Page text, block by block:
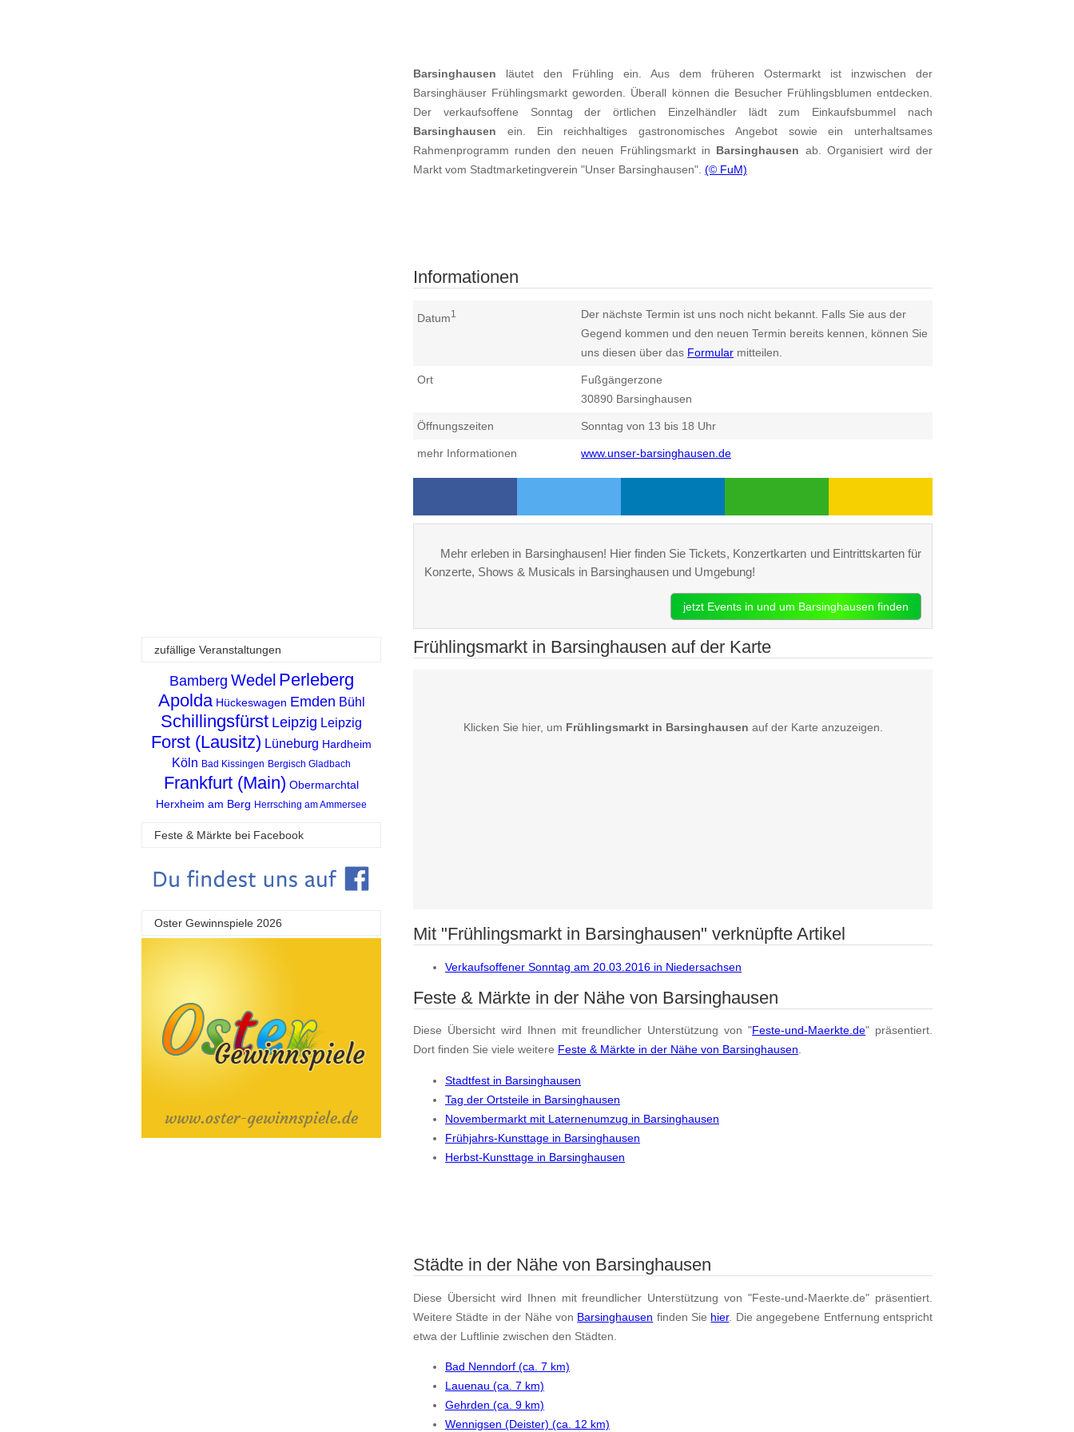
Barsinghausen läutet den Frühling ein. Aus dem früheren Ostermarkt ist inzwischen der
Barsinghäuser Frühlingsmarkt geworden. Überall können die Besucher Frühlingsblumen entdecken.
Der verkaufsoffene Sonntag der örtlichen Einzelhändler lädt zum Einkaufsbummel nach
Barsinghausen ein. Ein reichhaltiges gastronomisches Angebot sowie ein unterhaltsames
Rahmenprogramm runden den neuen Frühlingsmarkt in Barsinghausen ab. Organisiert wird der
Markt vom Stadtmarketingverein "Unser Barsinghausen". (© FuM)
Informationen
Datum1
Der nächste Termin ist uns noch nicht bekannt. Falls Sie aus der
Gegend kommen und den neuen Termin bereits kennen, können Sie
uns diesen über das Formular mitteilen.
Ort
Fußgängerzone
30890 Barsinghausen
Öffnungszeiten Sonntag von 13 bis 18 Uhr
mehr Informationen www.unser-barsinghausen.de
Mehr erleben in Barsinghausen! Hier finden Sie Tickets, Konzertkarten und Eintrittskarten für
Konzerte, Shows & Musicals in Barsinghausen und Umgebung!
jetzt Events in und um Barsinghausen finden
Frühlingsmarkt in Barsinghausen auf der Karte
Klicken Sie hier, um Frühlingsmarkt in Barsinghausen auf der Karte anzuzeigen.
Mit "Frühlingsmarkt in Barsinghausen" verknüpfte Artikel
Verkaufsoffener Sonntag am 20.03.2016 in Niedersachsen
Feste & Märkte in der Nähe von Barsinghausen
Diese Übersicht wird Ihnen mit freundlicher Unterstützung von "Feste-und-Maerkte.de" präsentiert.
Dort finden Sie viele weitere Feste & Märkte in der Nähe von Barsinghausen.
Stadtfest in Barsinghausen
Tag der Ortsteile in Barsinghausen
Novembermarkt mit Laternenumzug in Barsinghausen
Frühjahrs-Kunsttage in Barsinghausen
Herbst-Kunsttage in Barsinghausen
Städte in der Nähe von Barsinghausen
Diese Übersicht wird Ihnen mit freundlicher Unterstützung von "Feste-und-Maerkte.de" präsentiert.
Weitere Städte in der Nähe von Barsinghausen finden Sie hier. Die angegebene Entfernung entspricht
etwa der Luftlinie zwischen den Städten.
Bad Nenndorf (ca. 7 km)
Lauenau (ca. 7 km)
Gehrden (ca. 9 km)
Wennigsen (Deister) (ca. 12 km)
zufällige Veranstaltungen
Bamberg Wedel Perleberg
Apolda Hückeswagen Emden Bühl
Schillingsfürst Leipzig Leipzig
Forst (Lausitz) Lüneburg Hardheim
Köln Bad Kissingen Bergisch Gladbach
Frankfurt (Main) Obermarchtal
Herxheim am Berg Herrsching am Ammersee
Feste & Märkte bei Facebook
Oster Gewinnspiele 2026